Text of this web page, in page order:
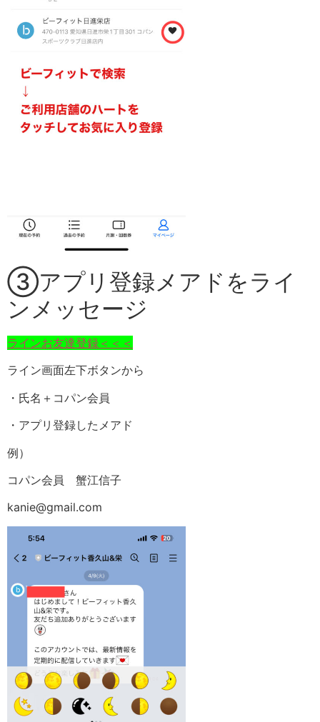
③アプリ登録メアドをライ
ンメッセージ
ラインお友達登録＜＜＜
ライン画面左下ボタンから
・氏名＋コパン会員
・アプリ登録したメアド
例）
コパン会員 蟹江信子
kanie@gmail.com